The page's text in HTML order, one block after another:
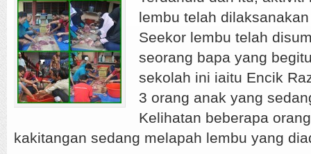
lembu telah
Seekor lembu telah
seorang bapa yang
sekolah ini iaitu Encik
3 orang anak yang
Kelihatan beberapa
kakitangan sedang melapah lembu yang